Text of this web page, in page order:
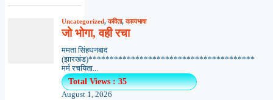
Uncategorized,कविता,काव्यभाषा
जो भोगा, वही रचा
ममता सिंहधनबाद
(झारखंड)***************************************
मर्म रचयिता...
Total Views : 35
August 1, 2026